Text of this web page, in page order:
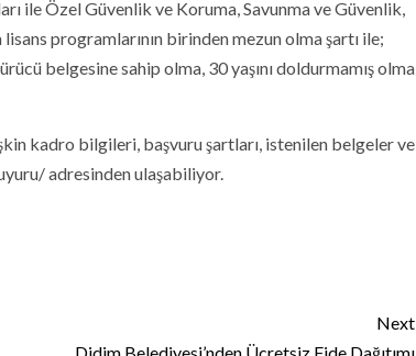
ile Özel Güvenlik ve Koruma, Savunma ve Güvenlik,
programlarının birinden mezun olma şartı ile;
belgesine sahip olma, 30 yaşını doldurmamış olma
kadro bilgileri, başvuru şartları, istenilen belgeler ve
adresinden ulaşabiliyor.
Next